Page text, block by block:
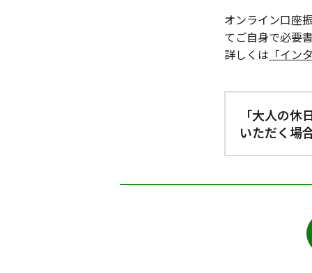
オンライン口座
てご自身で必要
詳しくは 「イン
「大人の
いただく場